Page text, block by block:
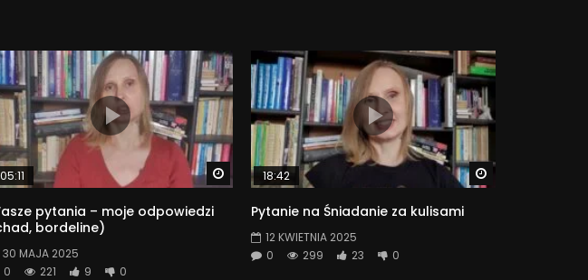
Watch Later
05:11
pytania – moje odpowiedzi
bordeline)
30 MAJA 2025
0
221 9 0
18:42
Pytanie na Śniadanie za kulisami
12 KWIETNIA 2025
0
299 23 0